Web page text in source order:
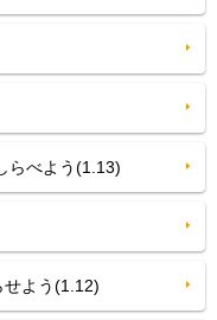
べよう(1.13)
よう(1.12)